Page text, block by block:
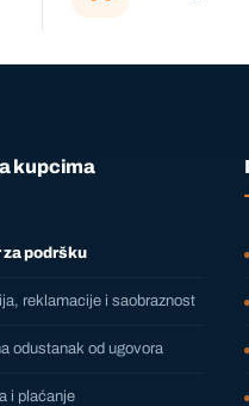
kupcima
za podršku
reklamacije i saobraznost
odustanak od ugovora
i plaćanje